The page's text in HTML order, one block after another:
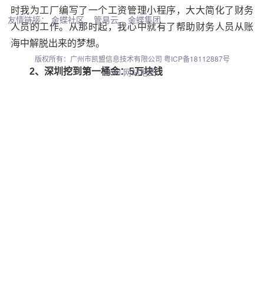
时我为工厂编写了一个工资管理小程序，大大简化了财务
人员的工作。从那时起，我心中就有了帮助财务人员从账
海中解脱出来的梦想。
2、深圳挖到第一桶金：5万块钱
友情链接： 金蝶社区 管易云 金蝶集团
版权所有：广州市凯盟信息技术有限公司 粤ICP备18112887号
xml 网站地图